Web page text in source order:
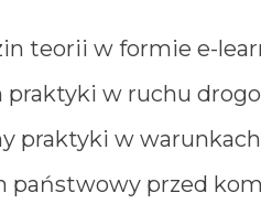
teorii w formie e-
praktyki w ruchu
praktyki w
państwowy przed